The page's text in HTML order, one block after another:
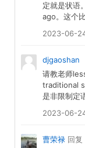
定就是状语
ago。这个
2023-06-
djgaoshan
请教老师
traditional
是非限制定
2023-06-
曹荣禄 回复